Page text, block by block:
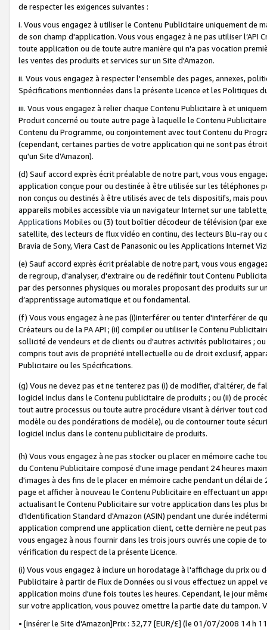
de respecter les exigences suivantes :
i. Vous vous engagez à utiliser le Contenu Publicitaire uniquement de
de son champ d'application. Vous vous engagez à ne pas utiliser l’API
toute application ou de toute autre manière qui n'a pas vocation
les ventes des produits et services sur un Site d'Amazon.
ii. Vous vous engagez à respecter l'ensemble des pages, annexes,
Spécifications mentionnées dans la présente Licence et les Politiques
iii. Vous vous engagez à relier chaque Contenu Publicitaire à et
Produit concerné ou toute autre page à laquelle le Contenu
Contenu du Programme, ou conjointement avec tout Contenu du
(cependant, certaines parties de votre application qui ne sont pas
qu'un Site d'Amazon).
(d) Sauf accord exprès écrit préalable de notre part, vous vous
application conçue pour ou destinée à être utilisée sur les téléphones
non conçus ou destinés à être utilisés avec de tels dispositifs, mais
appareils mobiles accessible via un navigateur Internet sur une
Applications Mobiles ou (3) tout boîtier décodeur de télévision (par
satellite, des lecteurs de flux vidéo en continu, des lecteurs Blu-ray
Bravia de Sony, Viera Cast de Panasonic ou les Applications Internet
(e) Sauf accord exprès écrit préalable de notre part, vous vous
de regroup, d'analyser, d'extraire ou de redéfinir tout Contenu
par des personnes physiques ou morales proposant des produits sur
d’apprentissage automatique et ou fondamental.
(f) Vous vous engagez à ne pas (i)interférer ou tenter d'interférer de
Créateurs ou de la PA API ; (ii) compiler ou utiliser le Contenu
sollicité de vendeurs et de clients ou d'autres activités publicitaires ;
compris tout avis de propriété intellectuelle ou de droit exclusif,
Publicitaire ou les Spécifications.
(g) Vous ne devez pas et ne tenterez pas (i) de modifier, d'altérer, de
logiciel inclus dans le Contenu publicitaire de produits ; ou (ii) de
tout autre processus ou toute autre procédure visant à dériver tout
modèle ou des pondérations de modèle), ou de contourner toute
logiciel inclus dans le contenu publicitaire de produits.
(h) Vous vous engagez à ne pas stocker ou placer en mémoire cache
du Contenu Publicitaire composé d'une image pendant 24 heures
d'images à des fins de le placer en mémoire cache pendant un délai
page et afficher à nouveau le Contenu Publicitaire en effectuant un
actualisant le Contenu Publicitaire sur votre application dans les plus
d'Identification Standard d'Amazon (ASIN) pendant une durée
application comprend une application client, cette dernière ne peut
vous engagez à nous fournir dans les trois jours ouvrés une copie de
vérification du respect de la présente Licence.
(i) Vous vous engagez à inclure un horodatage à l'affichage du prix
Publicitaire à partir de Flux de Données ou si vous effectuez un appel
application moins d'une fois toutes les heures. Cependant, le jour
sur votre application, vous pouvez omettre la partie date du tampon.
• [insérer le Site d'Amazon]Prix : 32,77 [EUR/£] (le 01/07/2008 14 h